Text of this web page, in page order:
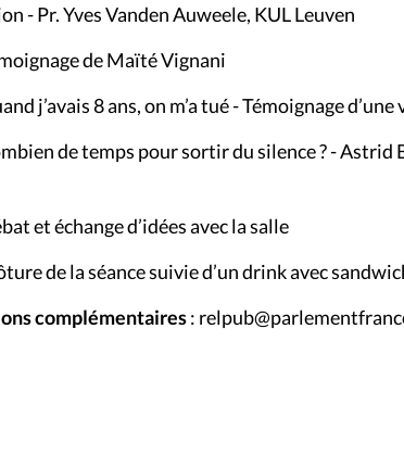
-Pr. Yves Vanden Auweele, KUL Leuven
de Maïté Vignani
j’avais 8 ans, on m’a tué -Témoignage
de temps pour sortir du silence ? -Astrid
et échange d’idées avec la salle
de la séance suivie d’un drink avec
complémentaires: